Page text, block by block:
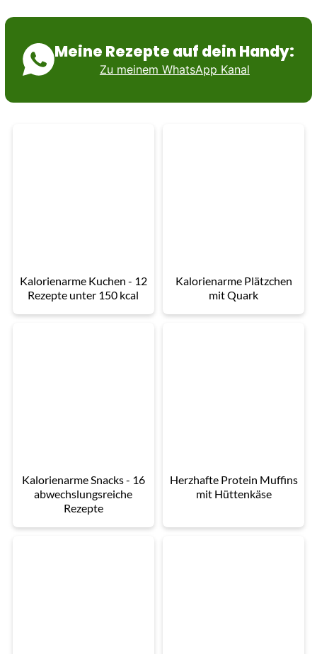
Meine Rezepte auf dein Handy:
Zu meinem WhatsApp Kanal
Kalorienarme Kuchen - 12
Rezepte unter 150 kcal
Kalorienarme Plätzchen
mit Quark
Kalorienarme Snacks - 16
abwechslungsreiche
Rezepte
Herzhafte Protein Muffins
mit Hüttenkäse